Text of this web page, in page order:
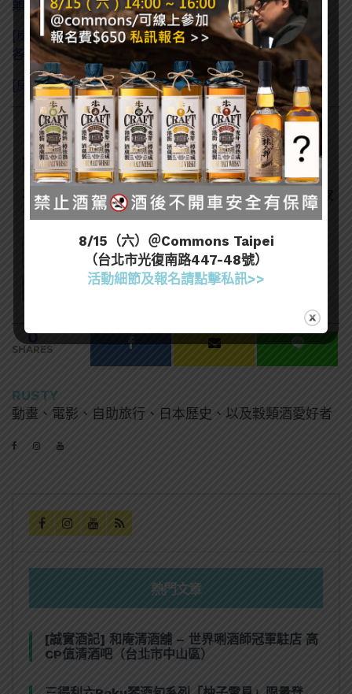
顛覆你的味蕾！
[威士忌知識] 什麼是雪莉桶、波本桶？過桶又是什麼？
各式威士忌橡木桶大解析
[威士忌知識] 五個一定要拋棄的威士忌迷思!
訂閱一飲樂酒誌電子報
喜歡我們的內容嗎？在此訂閱電子報，掌握最新酒聞和獨家
會員優惠吧！
0
SHARES
RUSTY
動畫、電影、自助旅行、日本歷史、以及穀類酒愛好者
熱門文章
[誠實酒記] 和庵清酒舖 – 世界唎酒師冠軍駐店 高
CP值清酒吧（台北市中山區）
8/15（六）＠Commons Taipei
（台北市光復南路447-48號）
活動細節及報名請點擊私訊>>